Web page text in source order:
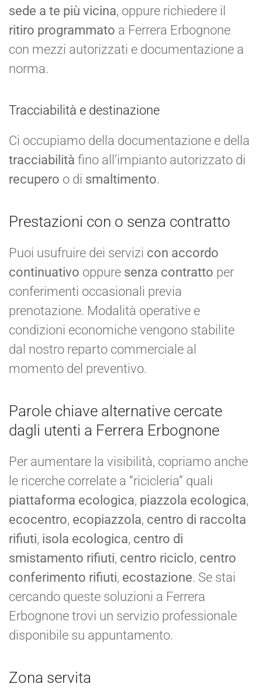
sede a te più vicina, oppure richiedere il
ritiro programmato a Ferrera Erbognone
con mezzi autorizzati e documentazione a
norma.
Tracciabilità e destinazione
Ci occupiamo della documentazione e della
tracciabilità fino all’impianto autorizzato di
recupero o di smaltimento.
Prestazioni con o senza contratto
Puoi usufruire dei servizi con accordo
continuativo oppure senza contratto per
conferimenti occasionali previa
prenotazione. Modalità operative e
condizioni economiche vengono stabilite
dal nostro reparto commerciale al
momento del preventivo.
Parole chiave alternative cercate
dagli utenti a Ferrera Erbognone
Per aumentare la visibilità, copriamo anche
le ricerche correlate a “ricicleria” quali
piattaforma ecologica, piazzola ecologica,
ecocentro, ecopiazzola, centro di raccolta
rifiuti, isola ecologica, centro di
smistamento rifiuti, centro riciclo, centro
conferimento rifiuti, ecostazione. Se stai
cercando queste soluzioni a Ferrera
Erbognone trovi un servizio professionale
disponibile su appuntamento.
Zona servita